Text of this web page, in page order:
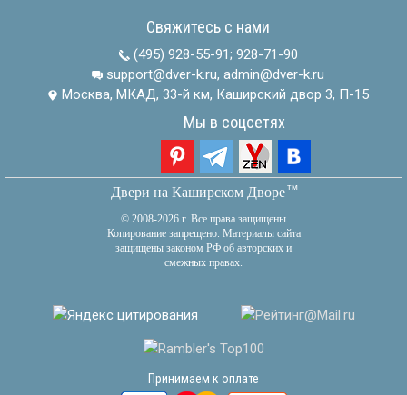
Свяжитесь с нами
(495) 928-55-91; 928-71-90
support@dver-k.ru, admin@dver-k.ru
Москва, МКАД, 33-й км, Каширский двор 3, П-15
Мы в соцсетях
Двери на Каширском Дворетм
© 2008-2026 г. Все права защищены
Копирование запрещено. Материалы сайта
защищены законом РФ об авторских и
смежных правах.
Принимаем к оплате